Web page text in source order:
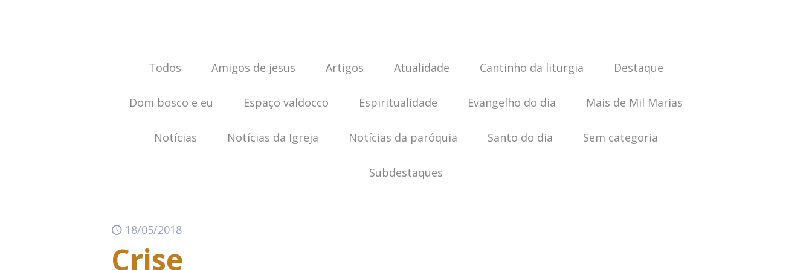
Todos Amigos de jesus Artigos Atualidade Cantinho da liturgia Destaque
Dom bosco e eu Espaço valdocco Espiritualidade Evangelho do dia Mais de Mil Marias
Notícias Notícias da Igreja Notícias da paróquia Santo do dia Sem categoria
Subdestaques
18/05/2018
Crise